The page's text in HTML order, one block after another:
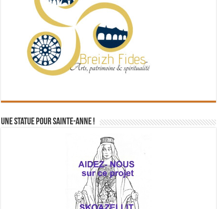
Une statue pour Sainte-Anne !